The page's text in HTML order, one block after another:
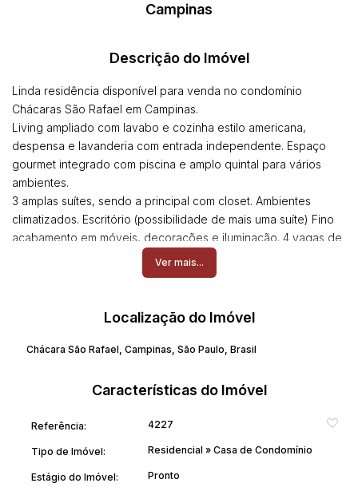
Campinas
Descrição do Imóvel
Linda residência disponível para venda no condomínio
Chácaras São Rafael em Campinas.
Living ampliado com lavabo e cozinha estilo americana,
despensa e lavanderia com entrada independente. Espaço
gourmet integrado com piscina e amplo quintal para vários
ambientes.
3 amplas suítes, sendo a principal com closet. Ambientes
climatizados. Escritório (possibilidade de mais uma suíte) Fino
acabamento em móveis, decorações e iluminação. 4 vagas de
garagens. Lazer no condomínio: lago de pesca, quadras
poliesportivas, salão de festas. Portaria 24 horas.
ESTUDA PERMUTA (imóvel de menor valor) em Paulínia.
Maiores informações (19) 981274288
Ver mais...
Localização do Imóvel
Chácara São Rafael, Campinas, São Paulo, Brasil
Características do Imóvel
Referência: 4227
Tipo de Imóvel: Residencial » Casa de Condomínio
Estágio do Imóvel: Pronto